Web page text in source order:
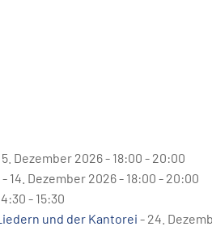
Dezember 2026 - 18:00 - 20:00
- 14. Dezember 2026 - 18:00 - 20:00
- 15:30
und der Kantorei - 24.